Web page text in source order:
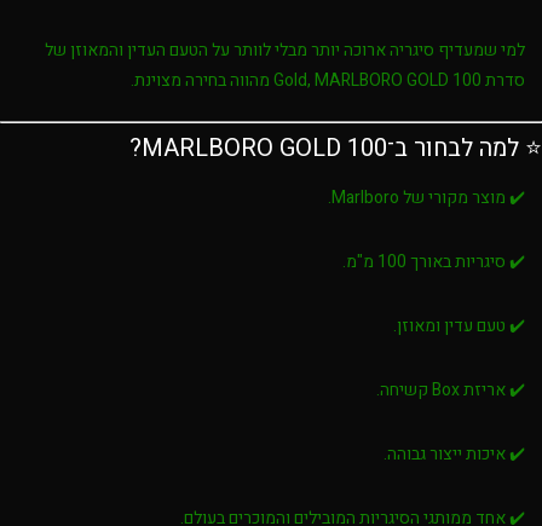
למי שמעדיף סיגריה ארוכה יותר מבלי לוותר על הטעם העדין והמאוזן של
סדרת Gold,MARLBORO GOLD 100 מהווה בחירה מצוינת.
⭐ למה לבחור ב־MARLBORO GOLD 100?
✔️ מוצר מקורי של Marlboro.
✔️ סיגריות באורך 100 מ"מ.
✔️ טעם עדין ומאוזן.
✔️ אריזת Box קשיחה.
✔️ איכות ייצור גבוהה.
✔️ אחד ממותגי הסיגריות המובילים והמוכרים בעולם.